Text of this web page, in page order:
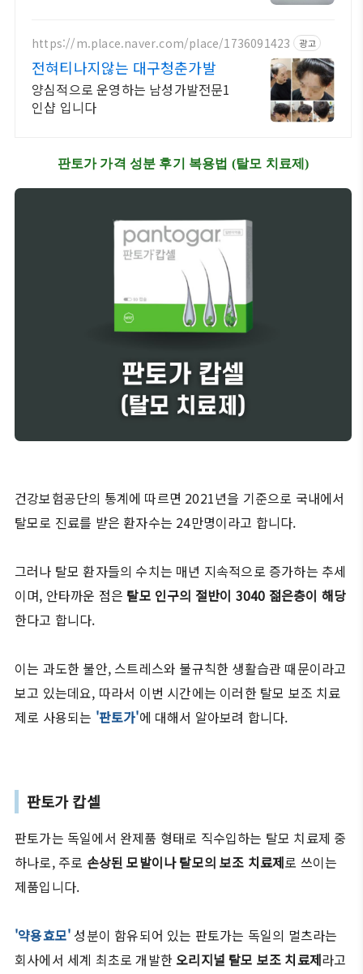
https://m.place.naver.com/place/1736091423 광고
전혀티나지않는 대구청춘가발
양심적으로 운영하는 남성가발전문1
인샵 입니다
판토가 가격 성분 후기 복용법 (탈모 치료제)
건강보험공단의 통계에 따르면 2021년을 기준으로 국내에서
탈모로 진료를 받은 환자수는 24만명이라고 합니다.
그러나 탈모 환자들의 수치는 매년 지속적으로 증가하는 추세
이며, 안타까운 점은 탈모 인구의 절반이 3040 젊은층이 해당
한다고 합니다.
이는 과도한 불안, 스트레스와 불규칙한 생활습관 때문이라고
보고 있는데요, 따라서 이번 시간에는 이러한 탈모 보조 치료
제로 사용되는 '판토가'에 대해서 알아보려 합니다.
판토가 캅셀
판토가는 독일에서 완제품 형태로 직수입하는 탈모 치료제 중
하나로, 주로 손상된 모발이나 탈모의 보조 치료제로 쓰이는
제품입니다.
'약용효모'성분이 함유되어 있는 판토가는 독일의 멀츠라는
회사에서 세계 최초로 개발한 오리지널 탈모 보조 치료제라고